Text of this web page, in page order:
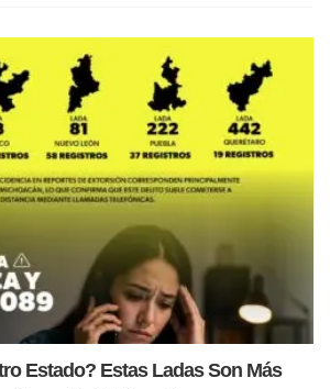
Estado? Estas Ladas Son Más